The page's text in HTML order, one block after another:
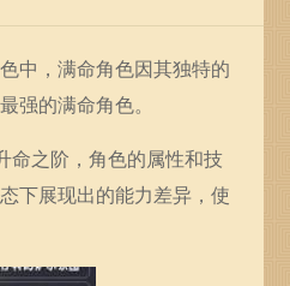
中，满命角色因其独特的
强的满命角色。
命之阶，角色的属性和技
下展现出的能力差异，使